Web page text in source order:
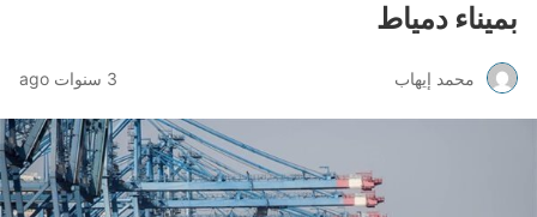
بميناء دمياط
محمد إيهاب 3 سنوات ago